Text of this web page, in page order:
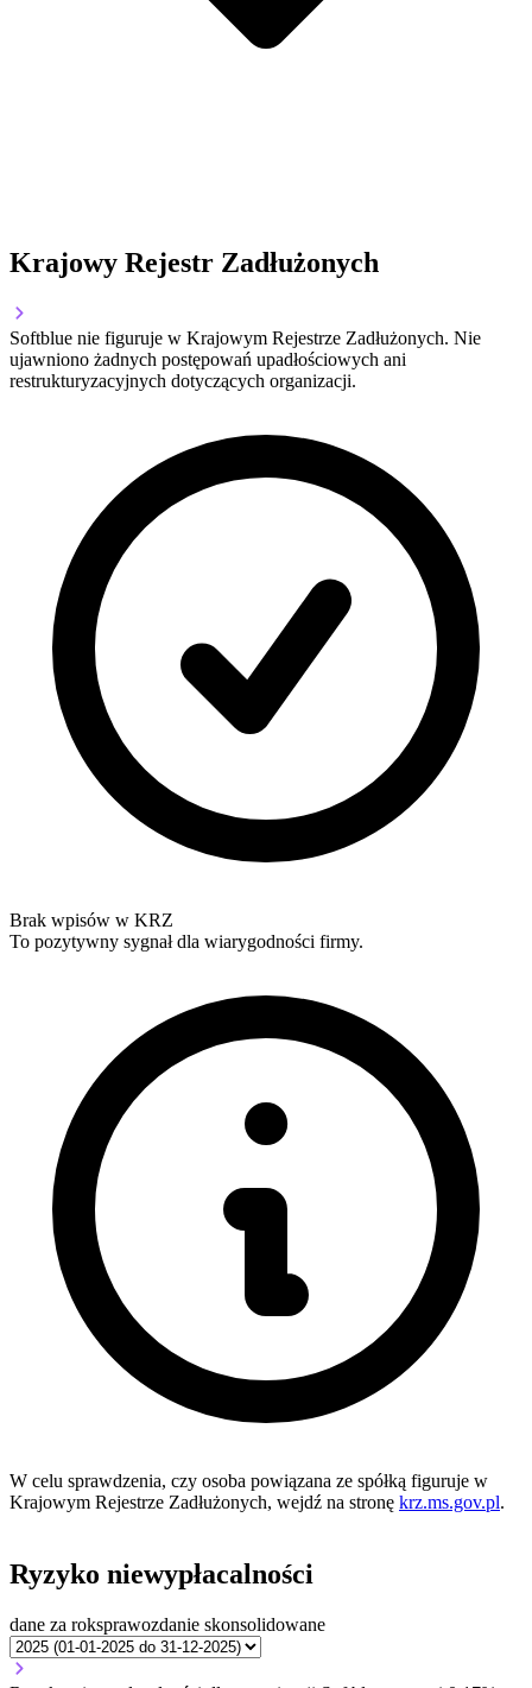
Krajowy Rejestr Zadłużonych
Softblue nie figuruje w Krajowym Rejestrze Zadłużonych. Nie
ujawniono żadnych postępowań upadłościowych ani
restrukturyzacyjnych dotyczących organizacji.
Brak wpisów w KRZ
To pozytywny sygnał dla wiarygodności firmy.
W celu sprawdzenia, czy osoba powiązana ze spółką figuruje w
Krajowym Rejestrze Zadłużonych, wejdź na stronę krz.ms.gov.pl.
Ryzyko niewypłacalności
dane za roksprawozdanie skonsolidowane